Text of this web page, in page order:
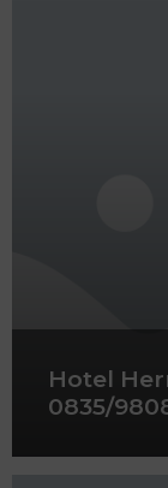
Hotel
0835/